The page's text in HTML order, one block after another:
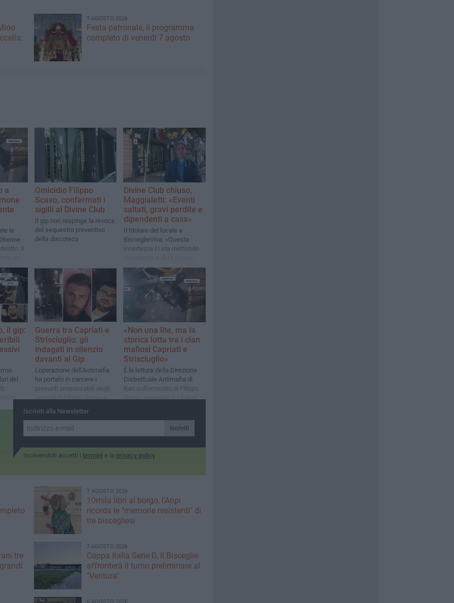
7 AGOSTO 2026
Festa patronale, il programma
completo di venerdì 7 agosto
a
le
il
«Temo
Omicidio Filippo
Scavo, confermati i
sigilli al Divine Club
Il gip non respinge la revoca
del sequestro preventivo
della discoteca
Divine Club chiuso,
Maggialetti: «Eventi
saltati, gravi perdite e
dipendenti a casa»
Il titolare del locale a
BisceglieViva: «Questa
incertezza ci sta mettendo
il gip:
del
Guerra tra Capriati e
Strisciuglio: gli
indagati in silenzio
davanti al Gip
L’operazione dell'Antimafia
ha portato in carcere i
presunti responsabili degli
«Non una lite, ma la
storica lotta tra i clan
mafiosi Capriati e
Strisciuglio»
È la lettura della Direzione
Distrettuale Antimafia di
Bari sull'omicidio di Filippo
Iscriviti alla Newsletter
Iscriviti
Iscrivendoti accetti i termini e la privacy policy
7 AGOSTO 2026
10mila libri al borgo, l'Anpi
ricorda le "memorie resistenti" di
tre biscegliesi
tre
7 AGOSTO 2026
Coppa Italia Serie D, il Bisceglie
affronterà il turno preliminare al
"Ventura"
6 AGOSTO 2026